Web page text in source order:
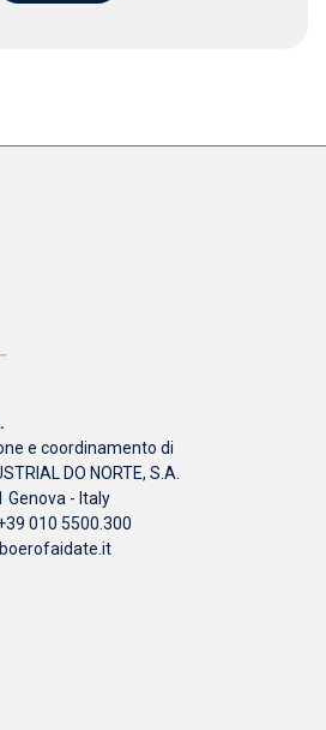
e coordinamento di
DO NORTE, S.A.
Genova - Italy
010 5500.300